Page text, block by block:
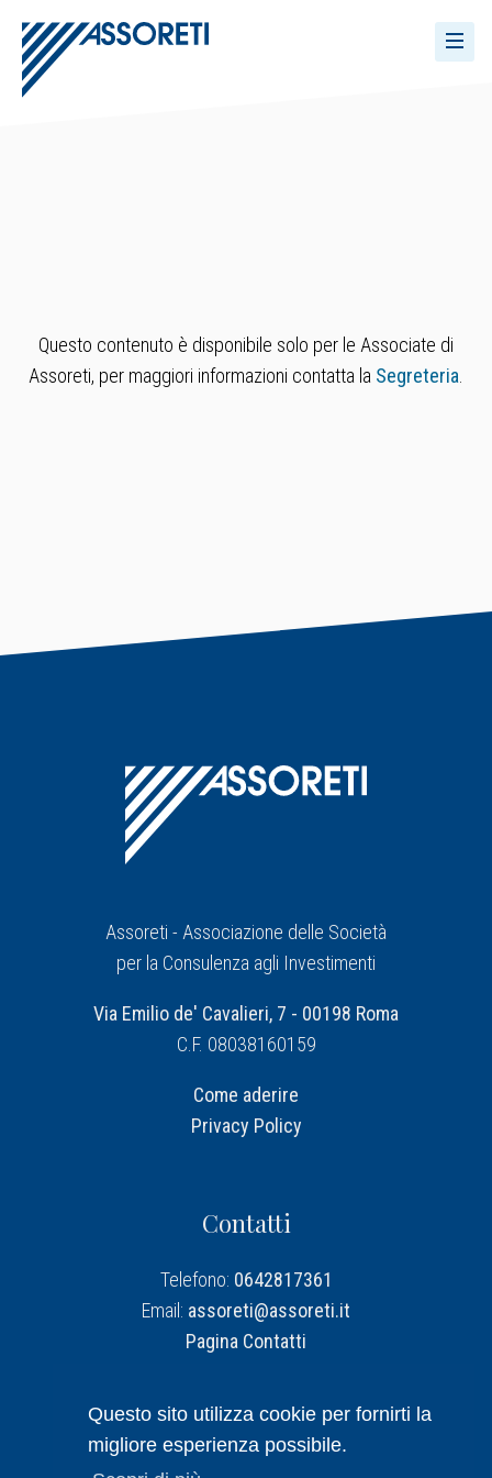
Questo sito utilizza cookie per fornirti la
migliore esperienza possibile.
Questo contenuto è disponibile solo per le Associate di
Assoreti, per maggiori informazioni contatta la Segreteria
Assoreti - Associazione delle Società
per la Consulenza agli Investimenti
Via Emilio de' Cavalieri, 7 - 00198 Roma
C.F. 08038160159
Come aderire
Privacy Policy
Contatti
Telefono: 0642817361
Email: assoreti@assoreti.it
Pagina Contatti